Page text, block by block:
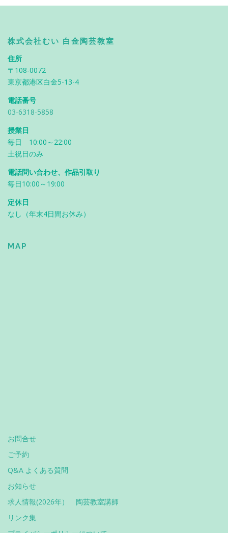
株式会社むい 白金陶芸教室
住所
〒108-0072
東京都港区白金5-13-4
電話番号
03-6318-5858
授業日
毎日 10:00～22:00
土祝日のみ
電話問い合わせ、作品引取り
毎日10:00～19:00
定休日
なし（年末4日間お休み）
MAP
お問合せ
ご予約
Q&A よくある質問
お知らせ
求人情報(2026年） 陶芸教室講師
リンク集